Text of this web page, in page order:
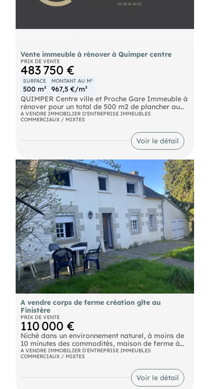
Vente immeuble à rénover à Quimper centre
PRIX DE VENTE
483 750 €
SURFACE
500 m²
MONTANT AU M²
967,5 €/m²
QUIMPER Centre ville et Proche Gare Immeuble à
rénover pour un total de 500 m2 de plancher au
total Le rez de chaussée est actuellement sous un
bail 369 pour un total de 28800 EURuros Hors
Taxes annuel + Taxe oncière pour locataire. 3
appartements type 4 à rénover d'environ 80 m2
chacun 1 Appartement mandardé type 3 d'environ
000 EURuros Frais d'agence à charge acquéreur
de 36000 EURuros. Prix net vendeur de 450 000
EURuros. Référence 7898 Deux agences à Quimper
& Brest spécialiste vente achat café bar brasserie
tabac hôtellerie restauration & PME.
A VENDRE IMMOBILIER D'ENTREPRISE IMMEUBLES
COMMERCIAUX / MIXTES
Voir le détail
A vendre corps de ferme création gîte au
Finistère
PRIX DE VENTE
110 000 €
Niché dans un environnement naturel, à moins de
10 minutes des commodités, maison de ferme à
rénover. Le bien se compose de l'habitation
principale, une dépendance attenante et 3 hangars
4000 M². Faire offre (disposer de 70 000€) Ce
bien correspond idéalement à une habitation
A VENDRE IMMOBILIER D'ENTREPRISE IMMEUBLES
COMMERCIAUX / MIXTES
Voir le détail